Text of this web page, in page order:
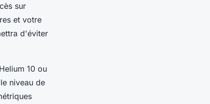
sur
et votre
d'éviter
10 ou
niveau de